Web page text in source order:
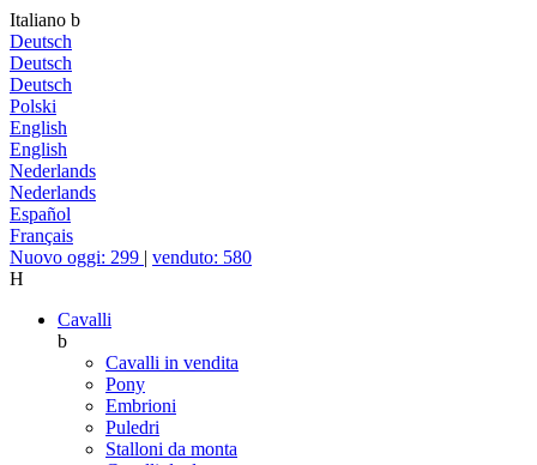
Italiano b
Deutsch
Deutsch
Deutsch
Polski
English
English
Nederlands
Nederlands
Español
Français
Nuovo oggi: 299 | venduto: 580
H
Cavalli
b
Cavalli in vendita
Pony
Embrioni
Puledri
Stalloni da monta